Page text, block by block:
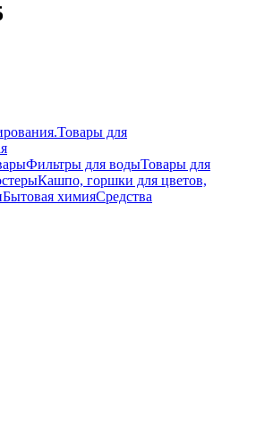
Товары для
Фильтры для водыТовары для
Кашпо, горшки для цветов,
Бытовая химияСредства